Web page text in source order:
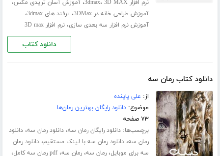
نرم افزار 3dmax
، 3D MAX ،آموزش آسان تریدی مکس،
آموزش طراحی خانه در 3DMax ، ترفند های 3dmax ،
آموزش نرم افزار سه بعدی سازی،نرم افزار 3D max
دانلود کتاب
دانلود کتاب رمان سه
از: علی پاینده
موضوع:دانلود رایگان بهترین رمان‌ها
۷۳ صفحه
برچسب‌ها:دانلود رایگان رمان سه،دانلود رمان سه،دانلود
رمان سه،دانلود رمان سه با لینک مستقیم،دانلود رمان
سه برای موبایل،رمان سه،رمان سه،pdf رمان سه کامل ،